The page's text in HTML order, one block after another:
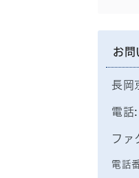
お問
長岡
電話:
フ
電話